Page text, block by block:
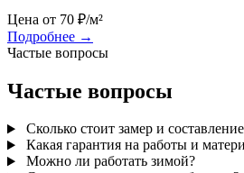
Цена от 70 ₽/м²
Подробнее →
Частые вопросы
Частые вопросы
Сколько стоит замер и
Какая гарантия на работы и
Можно ли работать зимой?